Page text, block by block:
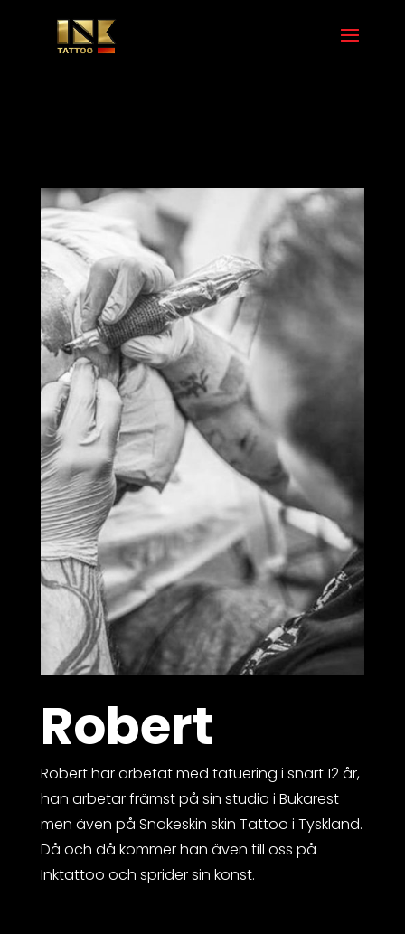
Robert
Robert har arbetat med tatuering i snart 12 år,
han arbetar främst på sin studio i Bukarest
men även på Snakeskin skin Tattoo i Tyskland.
Då och då kommer han även till oss på
Inktattoo och sprider sin konst.